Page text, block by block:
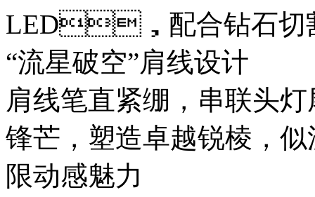
LED，配合钻石切割
“流星破空”肩线设计
肩线笔直紧绷，串联头
锋芒，塑造卓越锐棱，
限动感魅力